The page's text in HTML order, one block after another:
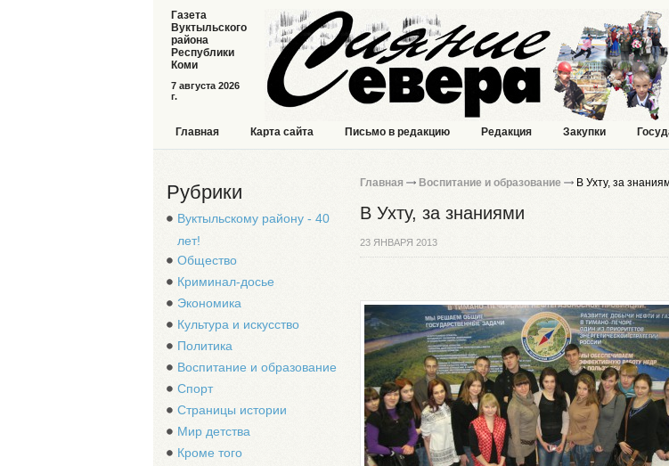
7 августа 2026
г.
Газета
Вуктыльского
района
Республики
Коми
Главная Карта сайта Письмо в редакцию Редакция Закупки
Рубрики
Вуктыльскому району - 40
лет!
Общество
Криминал-досье
Экономика
Культура и искусство
Политика
Воспитание и образование
Спорт
Страницы истории
Мир детства
Кроме того
Главная Воспитание и образование В Ухту, за
В Ухту, за знаниями
23 ЯНВАРЯ 2013